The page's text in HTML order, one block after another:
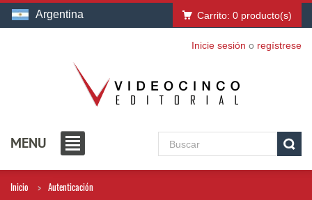
Argentina Carrito: 0 producto(s)
Inicie sesión o regístrese
MENU
Inicio Autenticación